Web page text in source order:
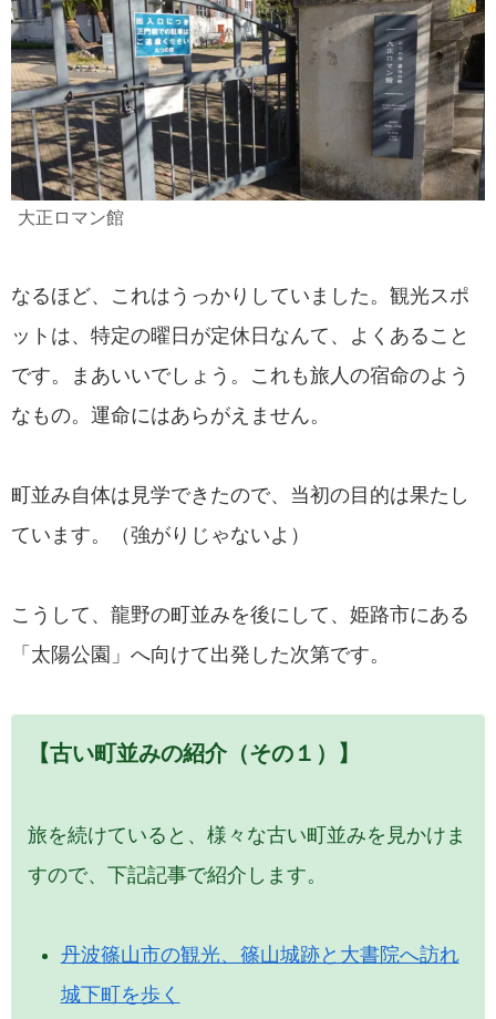
大正ロマン館
なるほど、これはうっかりしていました。観光スポ
ットは、特定の曜日が定休日なんて、よくあること
です。まあいいでしょう。これも旅人の宿命のよう
なもの。運命にはあらがえません。
町並み自体は見学できたので、当初の目的は果たし
ています。（強がりじゃないよ）
こうして、龍野の町並みを後にして、姫路市にある
「太陽公園」へ向けて出発した次第です。
【古い町並みの紹介（その１）】
旅を続けていると、様々な古い町並みを見かけま
すので、下記記事で紹介します。
丹波篠山市の観光、篠山城跡と大書院へ訪れ
城下町を歩く